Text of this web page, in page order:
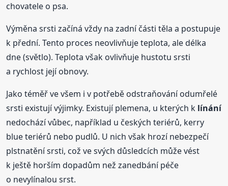
chovatele o psa.
Výměna srsti začíná vždy na zadní části těla a postupuje
k přední. Tento proces neovlivňuje teplota, ale délka
dne (světlo). Teplota však ovlivňuje hustotu srsti
a rychlost její obnovy.
Jako téměř ve všem i v potřebě odstraňování odumřelé
srsti existují výjimky. Existují plemena, u kterých k línání
nedochází vůbec, například u českých teriérů, kerry
blue teriérů nebo pudlů. U nich však hrozí nebezpečí
plstnatění srsti, což ve svých důsledcích může vést
k ještě horším dopadům než zanedbání péče
o nevylínalou srst.